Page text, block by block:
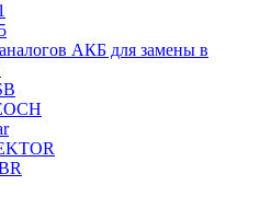
АКБ для замены в